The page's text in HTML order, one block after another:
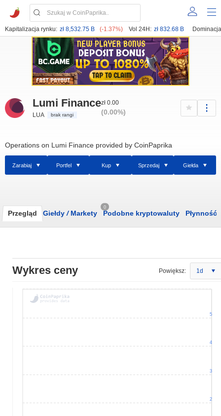
Kapitalizacja rynku: zł 8,532.75 B (-1.37%) Vol 24H: zł 832.68 B
Lumi Finance
LUA brak rangi
zł 0.00
(0.00%)
Operations on Lumi Finance provided by CoinPaprika
Zarabiaj Portfel Kup Sprzedaj Giełda
Przegląd Giełdy /Markety
0
Podobne kryptowaluty Płynność
Wykres ceny Powiększ: 1d
2
3
4
5